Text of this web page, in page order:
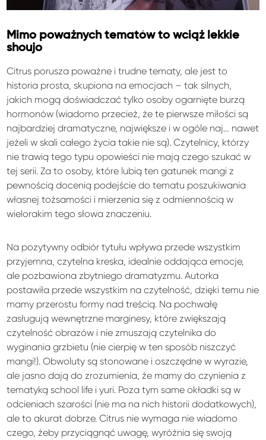
Mimo poważnych tematów to wciąż lekkie
shoujo
Citrus porusza poważne i trudne tematy, ale jest to
historia prosta, skupiona na emocjach – tak silnych,
jakich mogą doświadczać tylko osoby ogarnięte burzą
hormonów (wiadomo przecież, że te pierwsze miłości są
najbardziej dramatyczne, największe i w ogóle naj… nawet
jeżeli w skali całego życia takie nie są). Czytelnicy, którzy
nie trawią tego typu opowieści nie mają czego szukać w
tej serii. Za to osoby, które lubią ten gatunek mangi z
pewnością docenią podejście do tematu poszukiwania
własnej tożsamości i mierzenia się z odmiennością w
wielorakim tego słowa znaczeniu.
Na pozytywny odbiór tytułu wpływa przede wszystkim
przyjemna, czytelna kreska, idealnie oddająca emocje,
ale pozbawiona zbytniego dramatyzmu. Autorka
postawiła przede wszystkim na czytelność, dzięki temu nie
mamy przerostu formy nad treścią. Na pochwałę
zasługują wewnętrzne marginesy, które zwiększają
czytelność obrazów i nie zmuszają czytelnika do
wyginania grzbietu (nie cierpię w ten sposób niszczyć
mangi!). Obwoluty są stonowane i oszczędne w wyrazie,
ale jasno dają do zrozumienia, że mamy do czynienia z
tematyką school life i yuri. Poza tym same okładki są w
odcieniach szarości (nie ma na nich historii dodatkowych),
ale to akurat dobrze. Citrus nie wymaga nie wiadomo
czego, żeby przyciągnąć uwagę, wyróżnia się swoją